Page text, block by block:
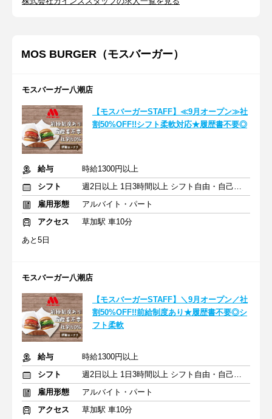
MOS BURGER（モスバーガー）
モスバーガー八潮店
【モスバーガーSTAFF】≪9月オープン≫社
割50%OFF!!シフト柔軟対応★履歴書不要◎
給与
時給1300円以上
シフト
週2日以上 1日3時間以上 シフト自由・自己申告
雇用形態
アルバイト・パート
アクセス
草加駅 車10分
あと5日
モスバーガー八潮店
【モスバーガーSTAFF】＼9月オープン／社
割50%OFF!!前給制度あり★履歴書不要◎シ
フト柔軟
給与
時給1300円以上
シフト
週2日以上 1日3時間以上 シフト自由・自己申告
雇用形態
アルバイト・パート
アクセス
草加駅 車10分